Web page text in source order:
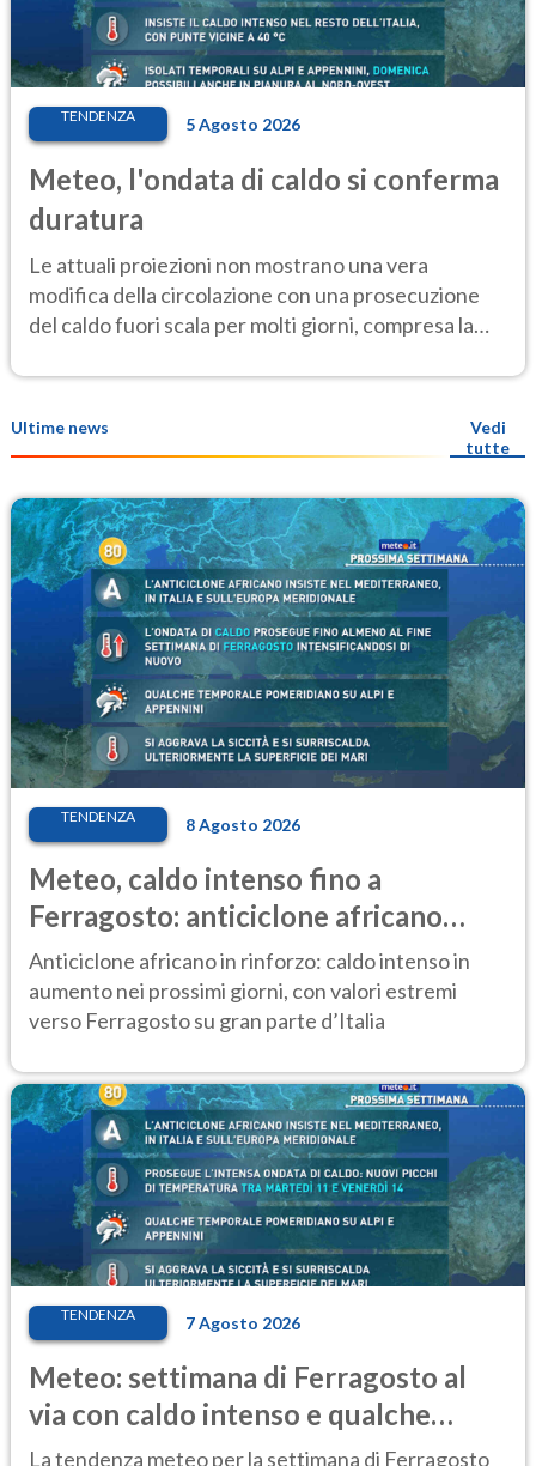
TENDENZA 5 Agosto 2026
Meteo, l'ondata di caldo si conferma
duratura
Le attuali proiezioni non mostrano una vera
modifica della circolazione con una prosecuzione
del caldo fuori scala per molti giorni, compresa la
Ultime news
Vedi
tutte
TENDENZA 8 Agosto 2026
Meteo, caldo intenso fino a
Ferragosto: anticiclone africano
ancora protagonista
Anticiclone africano in rinforzo: caldo intenso in
aumento nei prossimi giorni, con valori estremi
verso Ferragosto su gran parte d’Italia
TENDENZA 7 Agosto 2026
Meteo: settimana di Ferragosto al
via con caldo intenso e qualche
temporale
La tendenza meteo per la settimana di Ferragosto